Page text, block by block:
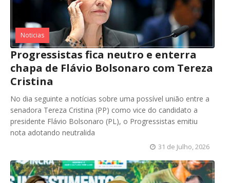
Noticias
Progressistas fica neutro e enterra
chapa de Flávio Bolsonaro com Tereza
Cristina
No dia seguinte a notícias sobre uma possível união entre a
senadora Tereza Cristina (PP) como vice do candidato a
presidente Flávio Bolsonaro (PL), o Progressistas emitiu
nota adotando neutralida
31 de Julho, 2026